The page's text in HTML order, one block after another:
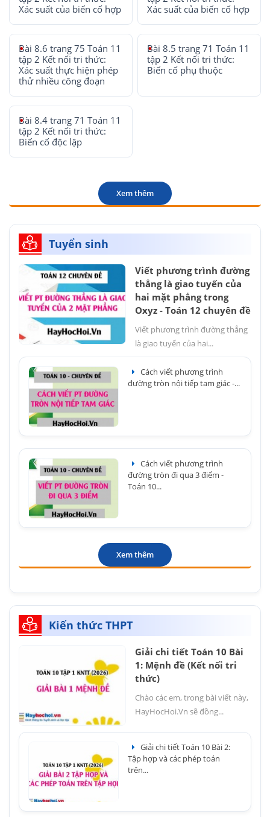
Xác suất của biến cố hợp
Xác suất của biến cố hợp
Bài 8.6 trang 75 Toán 11
tập 2 Kết nối tri thức:
Xác suất thực hiện phép
thử nhiều công đoạn
Bài 8.5 trang 71 Toán 11
tập 2 Kết nối tri thức:
Biến cố phụ thuộc
Bài 8.4 trang 71 Toán 11
tập 2 Kết nối tri thức:
Biến cố độc lập
Xem thêm
Tuyển sinh
Viết phương trình đường
thẳng là giao tuyến của
hai mặt phẳng trong
Oxyz - Toán 12 chuyên đề
Viết phương trình đường thẳng
là giao tuyến của hai...
Cách viết phương trình
đường tròn nội tiếp tam giác -...
Cách viết phương trình
đường tròn đi qua 3 điểm -
Toán 10...
Xem thêm
Kiến thức THPT
Giải chi tiết Toán 10 Bài
1: Mệnh đề (Kết nối tri
thức)
Chào các em, trong bài viết này,
HayHocHoi.Vn sẽ đồng...
Giải chi tiết Toán 10 Bài 2:
Tập hợp và các phép toán
trên...